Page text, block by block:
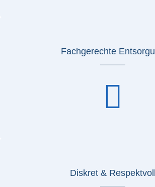
Fachgerechte
Diskret & Respektvoll